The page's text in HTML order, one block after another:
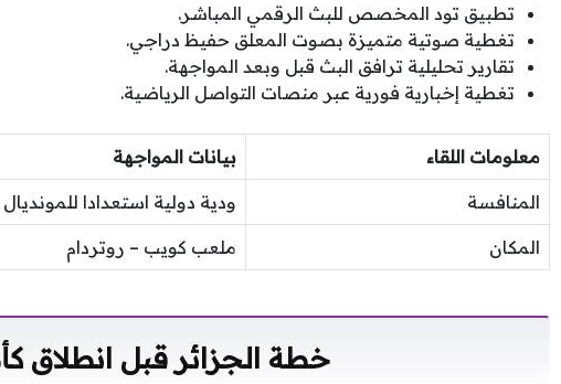
تطبيق تود المخصص للبث الرقمي المباشر.
تغطية صوتية متميزة بصوت المعلق حفيظ دراجي.
تقارير تحليلية ترافق البث قبل وبعد المواجهة.
تغطية إخبارية فورية عبر منصات التواصل الرياضية.
معلومات اللقاء بيانات المواجهة
المنافسة ودية دولية استعدادا للمونديال
المكان ملعب كويب – روتردام
خطة الجزائر قبل انطلاق